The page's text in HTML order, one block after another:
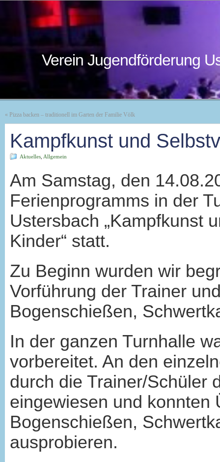
Verein Jugendförderung
« Pizza backen – traditionell im Garten der Familie Völk
Kampfkunst und
Aktuelles Allgemein
Am Samstag, den
Ferienprogramms in der
Ustersbach „Kampfkunst
Kinder“ statt.
Zu Beginn wurden wir
Vorführung der Trainer
Bogenschießen,
In der ganzen Turnhalle
vorbereitet. An den
durch die Trainer/Schüler
eingewiesen und konnten
Bogenschießen,
ausprobieren.